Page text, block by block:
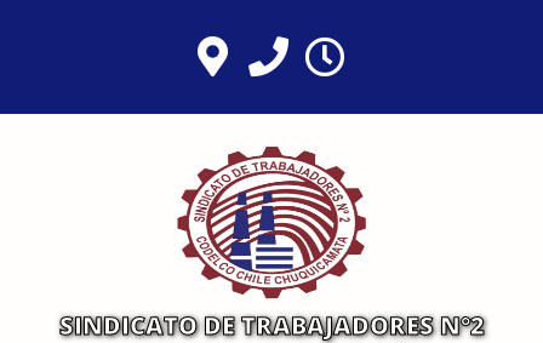
SINDICATO DE TRABAJADORES N°2